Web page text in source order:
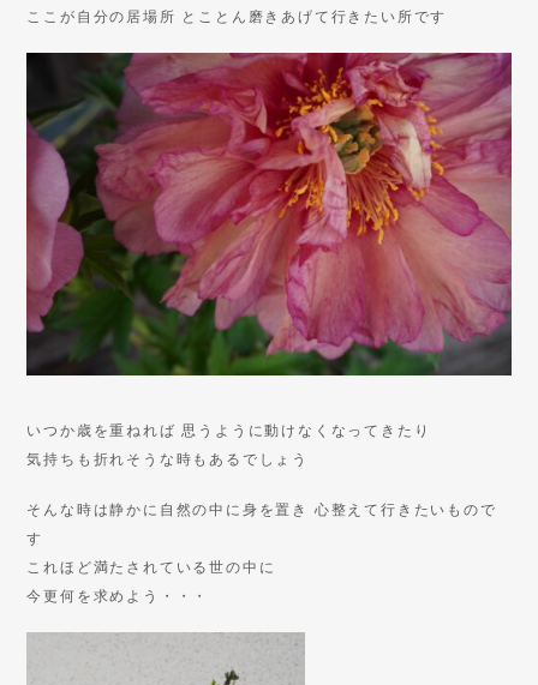
ここが自分の居場所 とことん磨きあげて行きたい所です
いつか歳を重ねれば 思うように動けなくなってきたり
気持ちも折れそうな時もあるでしょう
そんな時は静かに自然の中に身を置き 心整えて行きたいもので
す
これほど満たされている世の中に
今更何を求めよう・・・